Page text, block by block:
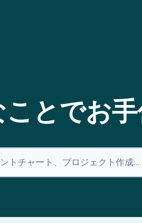
とでお